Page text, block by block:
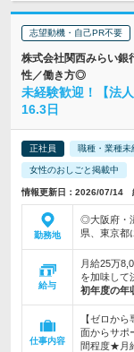
志望動機・自己PR不要
株式会社関西みらい銀
性／働き方◎
未経験歓迎！【法
16.3日
正社員 職種・業種未
女性のおしごと掲載中
情報更新日：2026/07/14
勤務地
◎大阪府・
県、東京都
給与
月給25万
を加味して
初年度の年
仕事内容
【ゼロか
面からサポ
間程度★月